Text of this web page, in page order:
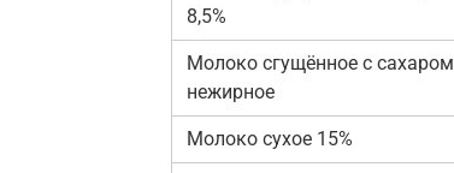
8,5%
Молоко сгущённое с сахаром
нежирное
Молоко сухое 15%